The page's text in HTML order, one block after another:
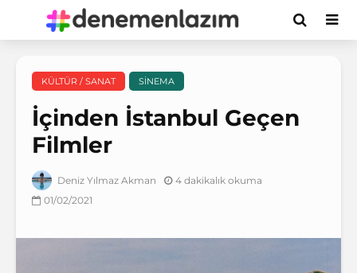
KÜLTÜR / SANAT SINEMA
İçinden İstanbul Geçen
Filmler
Deniz Yılmaz Akman
4 dakikalık okuma
01/02/2021